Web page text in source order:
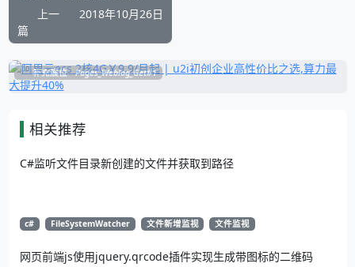
上一
篇
2018年10月26日
补充展位 Pages_Weblog_Get#1
相关推荐
C#监听文件目录新创建的文件并获取到路径
c# FileSystemWatcher 文件新增监视 文件监视
网页前端js使用jquery.qrcode插件实现生成带图标的二维码